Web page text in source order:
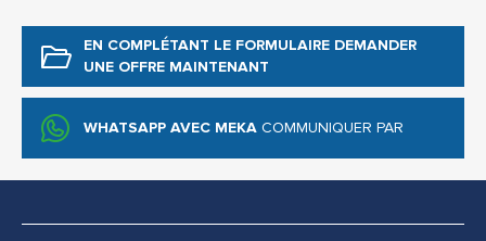
EN COMPLÉTANT LE FORMULAIRE DEMANDER
UNE OFFRE MAINTENANT
WHATSAPP AVEC MEKA COMMUNIQUER PAR